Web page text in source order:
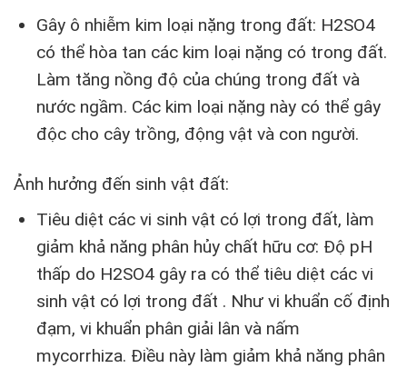
Gây ô nhiễm kim loại nặng trong đất: H2SO4
có thể hòa tan các kim loại nặng có trong đất.
Làm tăng nồng độ của chúng trong đất và
nước ngầm. Các kim loại nặng này có thể gây
độc cho cây trồng, động vật và con người.
Ảnh hưởng đến sinh vật đất:
Tiêu diệt các vi sinh vật có lợi trong đất, làm
giảm khả năng phân hủy chất hữu cơ: Độ pH
thấp do H2SO4 gây ra có thể tiêu diệt các vi
sinh vật có lợi trong đất . Như vi khuẩn cố định
đạm, vi khuẩn phân giải lân và nấm
mycorrhiza. Điều này làm giảm khả năng phân